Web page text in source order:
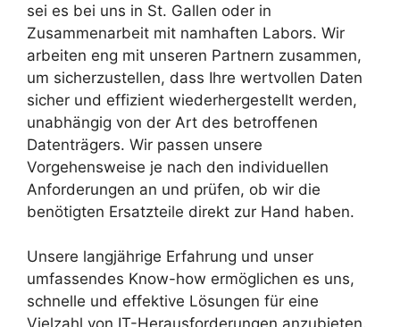
sei es bei uns in St. Gallen oder in
Zusammenarbeit mit namhaften Labors. Wir
arbeiten eng mit unseren Partnern zusammen,
um sicherzustellen, dass Ihre wertvollen Daten
sicher und effizient wiederhergestellt werden,
unabhängig von der Art des betroffenen
Datenträgers. Wir passen unsere
Vorgehensweise je nach den individuellen
Anforderungen an und prüfen, ob wir die
benötigten Ersatzteile direkt zur Hand haben.
Unsere langjährige Erfahrung und unser
umfassendes Know-how ermöglichen es uns,
schnelle und effektive Lösungen für eine
Vielzahl von IT-Herausforderungen anzubieten.